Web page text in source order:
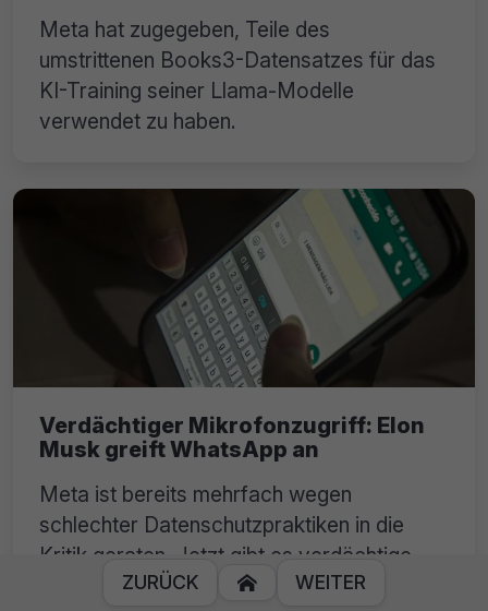
Meta hat zugegeben, Teile des
umstrittenen Books3-Datensatzes für das
KI-Training seiner Llama-Modelle
verwendet zu haben.
Verdächtiger Mikrofonzugriff: Elon
Musk greift WhatsApp an
Meta ist bereits mehrfach wegen
schlechter Datenschutzpraktiken in die
Kritik geraten. Jetzt gibt es verdächtige
Mikrofon-Zugriffe durch WhatsApp.
ZURÜCK  WEITER